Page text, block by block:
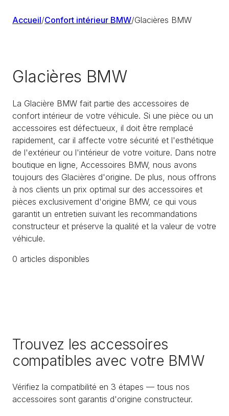
Accueil/Confort intérieur BMW/Glacières BMW
Glacières BMW
La Glacière BMW fait partie des accessoires de
confort intérieur de votre véhicule. Si une pièce ou un
accessoires est défectueux, il doit être remplacé
rapidement, car il affecte votre sécurité et l'esthétique
de l'extérieur ou l'intérieur de votre voiture. Dans notre
boutique en ligne, Accessoires BMW, nous avons
toujours des Glacières d'origine. De plus, nous offrons
à nos clients un prix optimal sur des accessoires et
pièces exclusivement d'origine BMW, ce qui vous
garantit un entretien suivant les recommandations
constructeur et préserve la qualité et la valeur de votre
véhicule.
0 articles disponibles
Trouvez les accessoires
compatibles avec votre BMW
Vérifiez la compatibilité en 3 étapes — tous nos
accessoires sont garantis d'origine constructeur.